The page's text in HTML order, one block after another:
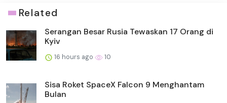
Related
Serangan Besar Rusia Tewaskan 17 Orang di
Kyiv
16 hours ago 10
Sisa Roket SpaceX Falcon 9 Menghantam
Bulan